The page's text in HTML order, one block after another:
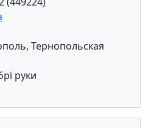
Тернопольская
руки